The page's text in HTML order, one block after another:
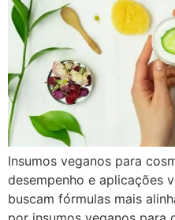
Insumos veganos para
desempenho e aplicações
buscam fórmulas mais